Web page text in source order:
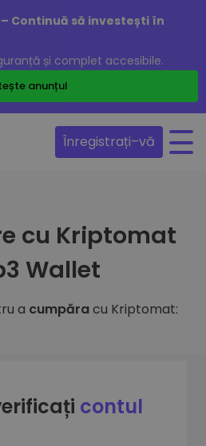
Continuă să investești în
și complet accesibile.
anunțul
Înregistrați–vă
cu Kriptomat
Wallet
a cumpăracu Kriptomat:
contul